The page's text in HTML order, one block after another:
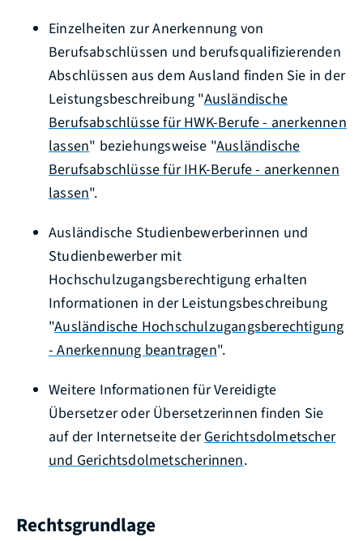
Einzelheiten zur Anerkennung von
Berufsabschlüssen und berufsqualifizierenden
Abschlüssen aus dem Ausland finden Sie in der
Leistungsbeschreibung "Ausländische
Berufsabschlüsse für HWK-Berufe - anerkennen
lassen" beziehungsweise "Ausländische
Berufsabschlüsse für IHK-Berufe - anerkennen
lassen".
Ausländische Studienbewerberinnen und
Studienbewerber mit
Hochschulzugangsberechtigung erhalten
Informationen in der Leistungsbeschreibung
"Ausländische Hochschulzugangsberechtigung
- Anerkennung beantragen".
Weitere Informationen für Vereidigte
Übersetzer oder Übersetzerinnen finden Sie
auf der Internetseite derGerichtsdolmetscher
und Gerichtsdolmetscherinnen.
Rechtsgrundlage